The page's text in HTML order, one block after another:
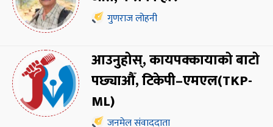
गुणराज लोहनी
आउनुहोस्, कायपक्कायाको बाटो
पछ्याऔँ, टिकेपी–एमएल(TKP-
ML)
जनमेल संवाददाता